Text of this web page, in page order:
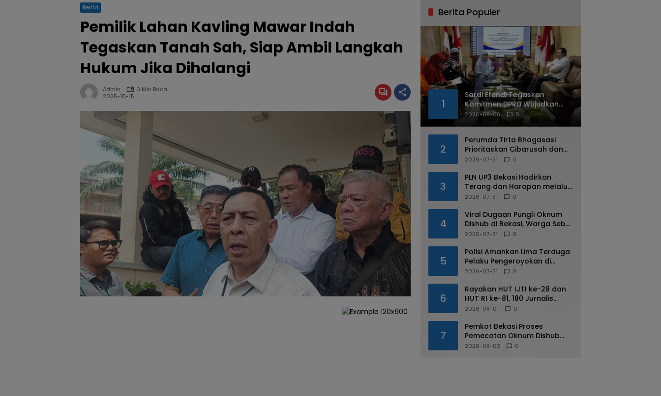
Berita
Pemilik Lahan Kavling Mawar Indah
Tegaskan Tanah Sah, Siap Ambil Langkah
Hukum Jika Dihalangi
Admin
3 Min Baca
2025-10-15
Berita Populer
1
Sardi Efendi Tegaskan
Komitmen DPRD Wujudkan
Kota Bekasi Ramah
2026-08-06 0
2
Perumda Tirta Bhagasasi
Prioritaskan Cibarusah dan
Bojongmangu dalam
2026-07-31 0
3
PLN UP3 Bekasi Hadirkan
Terang dan Harapan melalui
Program Light Up The Dream
2026-07-31 0
4
Viral Dugaan Pungli Oknum
Dishub di Bekasi, Warga Sebut
Praktik Diduga Sudah
2026-07-31 0
5
Polisi Amankan Lima Terduga
Pelaku Pengeroyokan di
Kalimalang
2026-07-31 0
6
Rayakan HUT IJTI ke-28 dan
HUT RI ke-81, 180 Jurnalis
Jabodetabek Adu di IJTI
2026-08-01 0
7
Pemkot Bekasi Proses
Pemecatan Oknum Dishub
Yang Diduga Lakukan Pungli
2026-08-03 0